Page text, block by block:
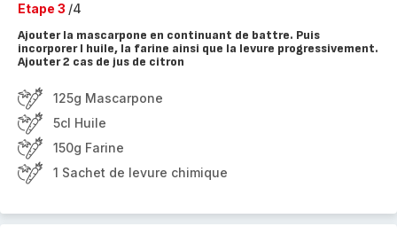
Etape 3 /4
Ajouter la mascarpone en continuant de battre. Puis
incorporer l huile, la farine ainsi que la levure progressivement.
Ajouter 2 cas de jus de citron
125g Mascarpone
5cl Huile
150g Farine
1 Sachet de levure chimique